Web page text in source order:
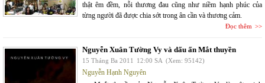
thật êm đềm, nỗi thương đau cũng như niềm hạnh phúc của
từng người đã được chia sớt trong ân cần và thương cảm.
Đọc thêm
Nguyễn Xuân Tường Vy và dấu ấn Mắt thuyền
15 Tháng Ba 2011 12:00 SA (Xem: 95142)
Nguyễn Hạnh Nguyên